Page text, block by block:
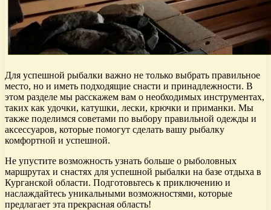
Для успешной рыбалки важно не только выбрать правильное
место, но и иметь подходящие снасти и принадлежности. В
этом разделе мы расскажем вам о необходимых инструментах,
таких как удочки, катушки, лески, крючки и приманки. Мы
также поделимся советами по выбору правильной одежды и
аксессуаров, которые помогут сделать вашу рыбалку
комфортной и успешной.
Не упустите возможность узнать больше о рыболовных
маршрутах и снастях для успешной рыбалки на базе отдыха в
Курганской области. Подготовьтесь к приключению и
наслаждайтесь уникальными возможностями, которые
предлагает эта прекрасная область!